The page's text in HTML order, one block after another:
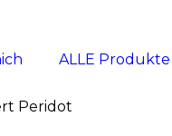
ALLE Produkte
Peridot